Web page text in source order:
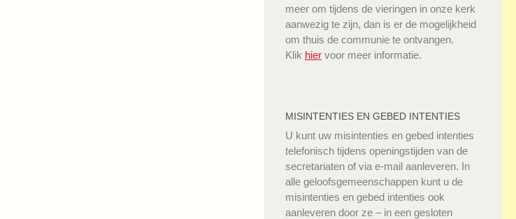
meer om tijdens de vieringen in onze kerk
aanwezig te zijn, dan is er de mogelijkheid
om thuis de communie te ontvangen.
Klik hier voor meer informatie.
MISINTENTIES EN GEBED INTENTIES
U kunt uw misintenties en gebed intenties
telefonisch tijdens openingstijden van de
secretariaten of via e-mail aanleveren. In
alle geloofsgemeenschappen kunt u de
misintenties en gebed intenties ook
aanleveren door ze – in een gesloten